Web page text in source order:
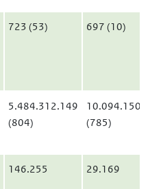
723 (53) 697 (10)
5.484.312.149
(804)
(785)
146.255 29.169